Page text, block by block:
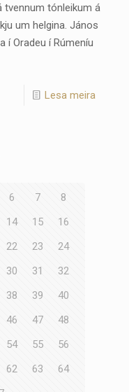
tvennum tónleikum á
um helgina. János
í Oradeu í Rúmeníu
Lesa meira
6 7
8
14 15
16
22 23
24
30 31
32
38 39
40
46 47
48
54 55
56
62 63
64